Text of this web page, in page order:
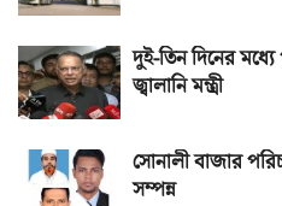
দুই-তিন দিনের মধ্যে
জ্বালানি মন্ত্রী
সোনালী বাজার
সম্পন্ন